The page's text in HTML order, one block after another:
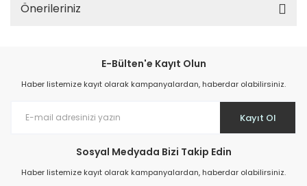
Önerileriniz
E-Bülten'e Kayıt Olun
Haber listemize kayıt olarak kampanyalardan, haberdar olabilirsiniz.
Kayıt Ol
Sosyal Medyada Bizi Takip Edin
Haber listemize kayıt olarak kampanyalardan, haberdar olabilirsiniz.